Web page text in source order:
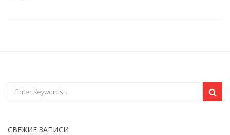
СВЕЖИЕ ЗАПИСИ